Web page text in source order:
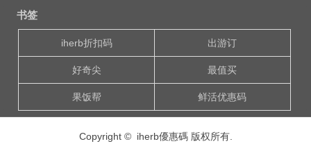
书签
iherb折扣码 出游订
好奇尖 最值买
果饭帮 鲜活优惠码
Copyright © iherb優惠碼 版权所有.